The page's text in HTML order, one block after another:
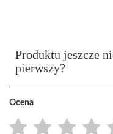
Produktu jeszcze
pierwszy?
Ocena